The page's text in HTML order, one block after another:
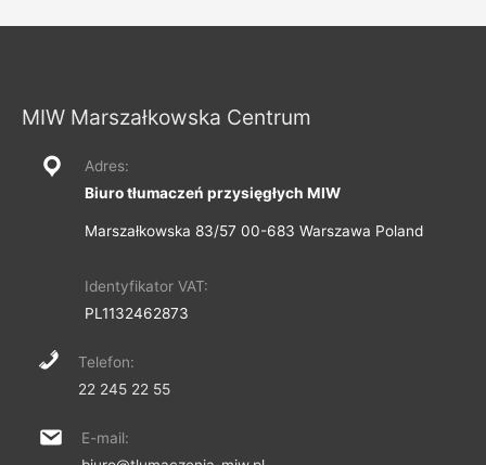
MIW Marszałkowska Centrum
Adres:
Biuro tłumaczeń przysięgłych MIW
Marszałkowska 83/57 00-683 Warszawa Poland
Identyfikator VAT:
PL1132462873
Telefon:
22 245 22 55
E-mail: